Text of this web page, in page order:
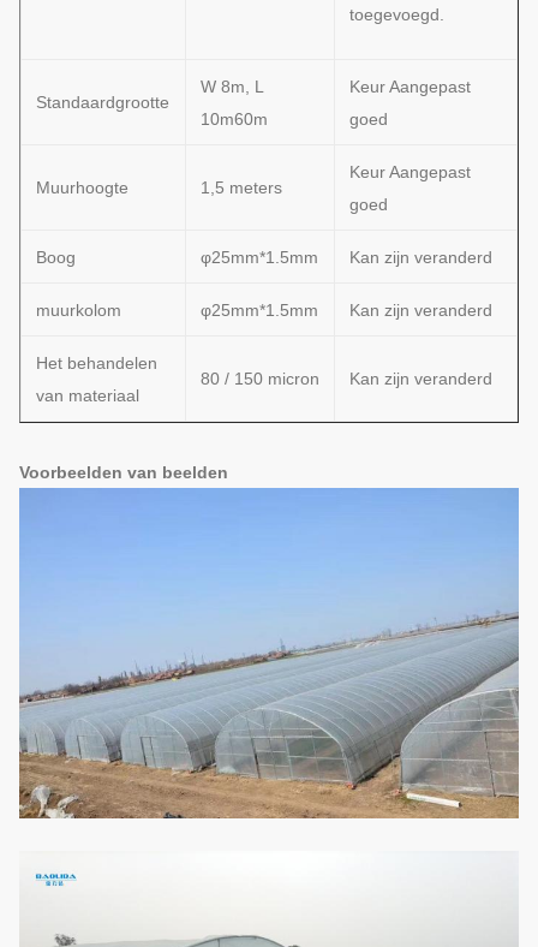
toegevoegd.
Standaardgrootte
W 8m, L
10m60m
Keur Aangepast
goed
Muurhoogte 1,5 meters
Keur Aangepast
goed
Boog φ25mm*1.5mm Kan zijn veranderd
muurkolom φ25mm*1.5mm Kan zijn veranderd
Het behandelen
van materiaal
80 / 150 micron Kan zijn veranderd
Voorbeelden van beelden